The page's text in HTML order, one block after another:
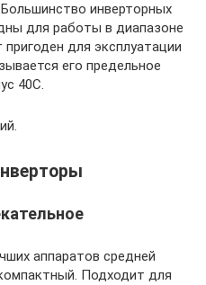
инверторных
для работы в диапазоне
для эксплуатации
его предельное
40С.
аппаратов средней
Подходит для